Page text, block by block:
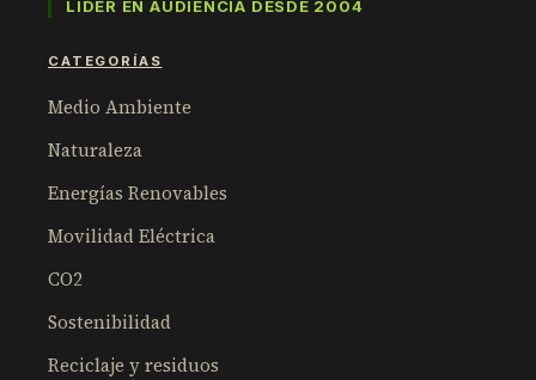
LÍDER EN AUDIENCIA DESDE 2004
CATEGORÍAS
Medio Ambiente
Naturaleza
Energías Renovables
Movilidad Eléctrica
CO2
Sostenibilidad
Reciclaje y residuos